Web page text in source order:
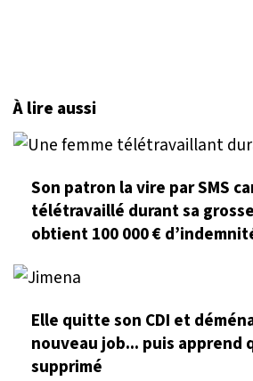
À lire aussi
Son patron la vire par SMS
télétravaillé durant sa
obtient 100 000 €
Elle quitte son CDI et
nouveau job... puis apprend
supprimé